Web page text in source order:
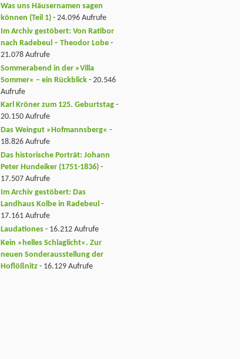
Was uns Häusernamen sagen
können (Teil 1) - 24.096 Aufrufe
Im Archiv gestöbert: Von Ratibor
nach Radebeul – Theodor Lobe -
21.078 Aufrufe
Sommerabend in der »Villa
Sommer« – ein Rückblick - 20.546
Aufrufe
Karl Kröner zum 125. Geburtstag -
20.150 Aufrufe
Das Weingut »Hofmannsberg« -
18.826 Aufrufe
Das historische Porträt: Johann
Peter Hundeiker (1751-1836) -
17.507 Aufrufe
Im Archiv gestöbert: Das
Landhaus Kolbe in Radebeul -
17.161 Aufrufe
Laudationes - 16.212 Aufrufe
Kein »helles Schlaglicht«. Zur
neuen Sonderausstellung der
Hoflößnitz - 16.129 Aufrufe